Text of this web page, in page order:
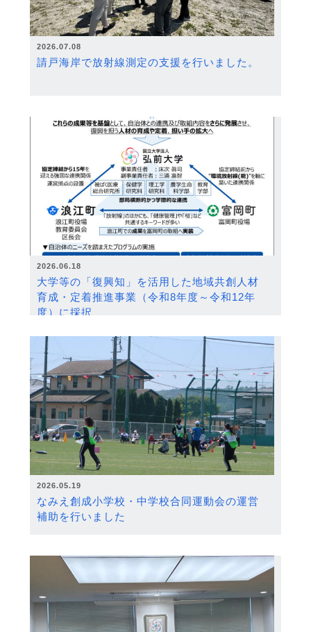
2026.07.08
請戸海岸で放射線測定の支援を行いました。
2026.06.18
大学等の「復興知」を活用した地域共創人材
育成・定着推進事業（令和8年度～令和12年
度）に採択
2026.05.19
なみえ創成小学校・中学校合同運動会の運営
補助を行いました